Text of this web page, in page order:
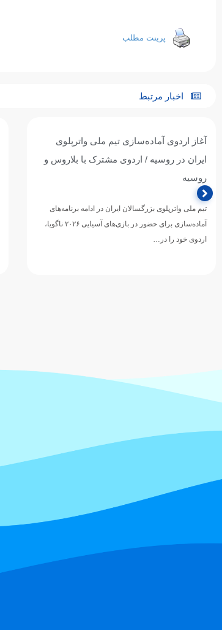
پرینت مطلب
اخبار مرتبط
آغاز اردوی آماده‌سازی تیم ملی واترپلوی
ایران در روسیه / اردوی مشترک با بلاروس و
روسیه
تیم ملی واترپلوی بزرگسالان ایران در ادامه برنامه‌های
آماده‌سازی برای حضور در بازی‌های آسیایی ۲۰۲۶ ناگویا،
اردوی خود را در…